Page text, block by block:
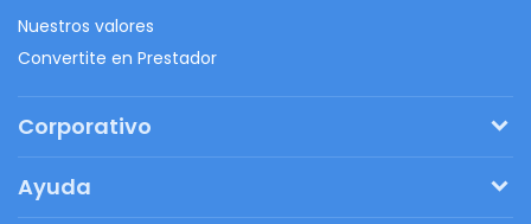
Nuestros valores
Convertite en Prestador
Corporativo
Regalos originales
Ayuda